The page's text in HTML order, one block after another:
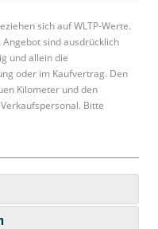
sich auf WLTP-Werte.
sind ausdrücklich
und allein die
oder im Kaufvertrag. Den
Kilometer und den
Bitte